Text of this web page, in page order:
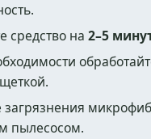
средство на2–5
загрязнения
пылесосом.